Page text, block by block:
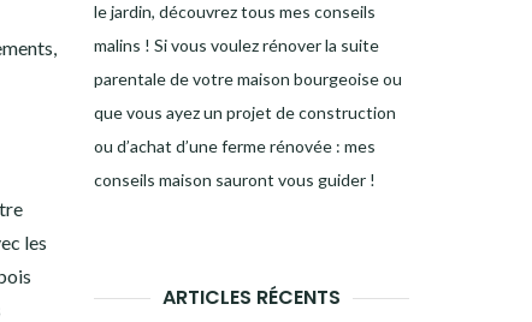
les
le jardin, découvrez tous mes conseils
malins ! Si vous voulez rénover la suite
parentale de votre maison bourgeoise ou
que vous ayez un projet de construction
ou d’achat d’une ferme rénovée : mes
conseils maison sauront vous guider !
ARTICLES RÉCENTS